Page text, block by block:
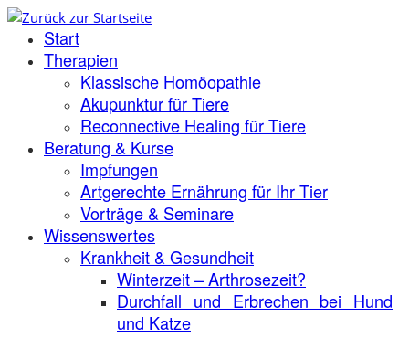
Zum
Inhalt
springen
Start
Therapien
Klassische Homöopathie
Akupunktur für Tiere
Reconnective Healing für Tiere
Beratung & Kurse
Impfungen
Artgerechte Ernährung für Ihr Tier
Vorträge & Seminare
Wissenswertes
Krankheit & Gesundheit
Winterzeit – Arthrosezeit?
Durchfall und Erbrechen bei Hund
und Katze